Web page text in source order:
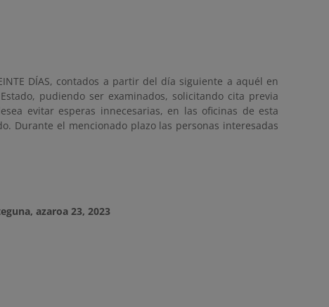
DÍAS, contados a partir del día siguiente a aquél en
pudiendo ser examinados, solicitando cita previa
evitar esperas innecesarias, en las oficinas de esta
Durante el mencionado plazo las personas interesadas
azaroa 23, 2023